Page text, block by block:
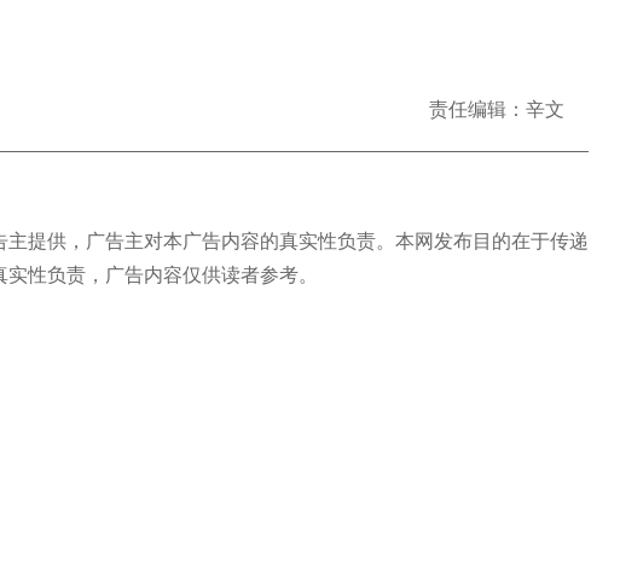
责任编辑：辛文
供，广告主对本广告内容的真实性负责。本网发布目的在于传递
性负责，广告内容仅供读者参考。